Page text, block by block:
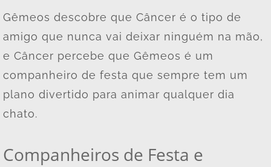
Gêmeos descobre que Câncer é o tipo de
amigo que nunca vai deixar ninguém na mão,
e Câncer percebe que Gêmeos é um
companheiro de festa que sempre tem um
plano divertido para animar qualquer dia
chato.
Companheiros de Festa e